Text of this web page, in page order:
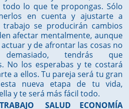
todo lo que te propongas. Sólo
en cuenta y ajustarte a
trabajo se producirán cambios
afectar mentalmente, aunque
y de afrontar las cosas no
demasiado, tendrás que
No los esperabas y te costará
a ellos. Tu pareja será tu gran
nueva etapa de tu vida,
y te será más fácil todo.
TRABAJO
SALUD
ECONOMÍA